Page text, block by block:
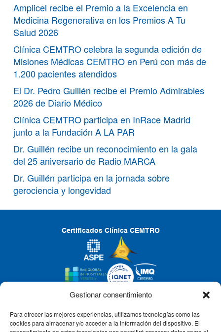
Gestionar consentimiento
Para ofrecer las mejores experiencias, utilizamos tecnologías como las
cookies para almacenar y/o acceder a la información del dispositivo. El
Amplicel recibe el Premio a la Excelencia en
Medicina Regenerativa en los Premios A Tu
Salud 2026
Clínica CEMTRO celebra la segunda edición de
Misiones Médicas CEMTRO en Perú con más de
1.200 pacientes atendidos
El Dr. Pedro Guillén recibe el Premio Admirables
2026 de Diario Médico
Clínica CEMTRO participa en InRace Madrid
junto a la Fundación A LA PAR
Dr. Guillén recibe un reconocimiento en la gala
del 25 aniversario de Radio MARCA
Dr. Guillén participa en la jornada sobre
gerociencia y longevidad
Certificados Clínica CEMTRO
CLÍNICA CEMTRO